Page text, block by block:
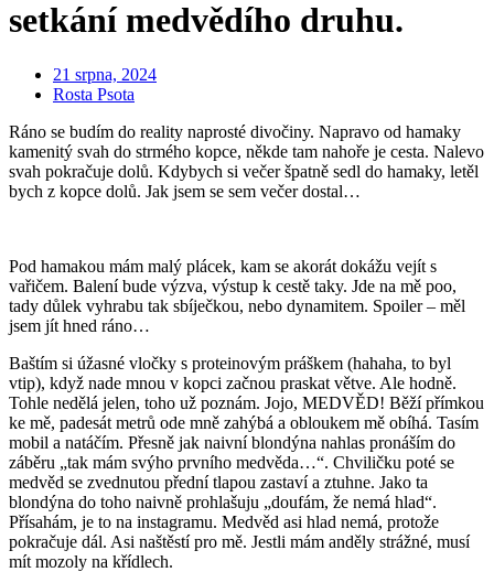
setkání medvědího druhu.
21 srpna, 2024
Rosta Psota
Ráno se budím do reality naprosté divočiny. Napravo od hamaky
kamenitý svah do strmého kopce, někde tam nahoře je cesta. Nalevo
svah pokračuje dolů. Kdybych si večer špatně sedl do hamaky, letěl
bych z kopce dolů. Jak jsem se sem večer dostal…
Pod hamakou mám malý plácek, kam se akorát dokážu vejít s
vařičem. Balení bude výzva, výstup k cestě taky. Jde na mě poo,
tady důlek vyhrabu tak sbíječkou, nebo dynamitem. Spoiler – měl
jsem jít hned ráno…
Baštím si úžasné vločky s proteinovým práškem (hahaha, to byl
vtip), když nade mnou v kopci začnou praskat větve. Ale hodně.
Tohle nedělá jelen, toho už poznám. Jojo, MEDVĚD! Běží přímkou
ke mě, padesát metrů ode mně zahýbá a obloukem mě obíhá. Tasím
mobil a natáčím. Přesně jak naivní blondýna nahlas pronáším do
záběru „tak mám svýho prvního medvěda…“. Chviličku poté se
medvěd se zvednutou přední tlapou zastaví a ztuhne. Jako ta
blondýna do toho naivně prohlašuju „doufám, že nemá hlad“.
Přísahám, je to na instagramu. Medvěd asi hlad nemá, protože
pokračuje dál. Asi naštěstí pro mě. Jestli mám anděly strážné, musí
mít mozoly na křídlech.